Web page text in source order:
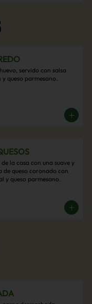
servido con salsa
queso parmesano.
la casa con una suave y
de queso coronado con
y queso parmesano.